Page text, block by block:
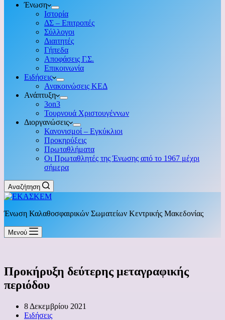
Ένωση
Ιστορία
ΔΣ – Επιτροπές
Σύλλογοι
Διαιτητές
Γήπεδα
Αποφάσεις Γ.Σ.
Επικοινωνία
Ειδήσεις
Ανακοινώσεις ΚΕΔ
Ανάπτυξη
3on3
Τουρνουά Χριστουγέννων
Διοργανώσεις
Κανονισμοί – Εγκύκλιοι
Προκηρύξεις
Πρωταθλήματα
Οι Πρωταθλητές της Ένωσης από το 1967 μέχρι
σήμερα
Αναζήτηση
Ένωση Καλαθοσφαιρικών Σωματείων Κεντρικής Μακεδονίας
Μενού
Προκήρυξη δεύτερης μεταγραφικής
περιόδου
8 Δεκεμβρίου 2021
Ειδήσεις